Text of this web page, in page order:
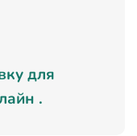
для
.